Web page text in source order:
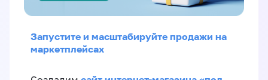
Запустите и масштабируйте продажи на
маркетплейсах